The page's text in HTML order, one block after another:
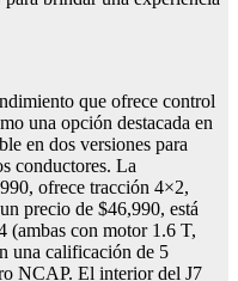
que ofrece control
una opción destacada en
en dos versiones para
conductores. La
ofrece tracción 4×2,
precio de $46,990, está
(ambas con motor 1.6 T,
una calificación de 5
NCAP. El interior del J7